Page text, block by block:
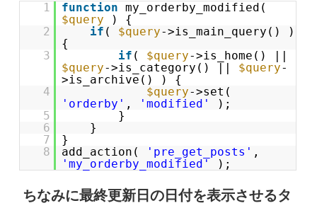
1 function my_orderby_modified(
$query
) {
2
if ( $query->is_main_query() )
{
3
if ( $query->is_home() ||
$query->is_category() || $query-
>is_archive() ) {
4
$query->set(
'orderby' , 'modified'
);
5
}
6
}
7
}
8
add_action( 'pre_get_posts' ,
'my_orderby_modified'
);
ちなみに最終更新日の日付を表示させるタ